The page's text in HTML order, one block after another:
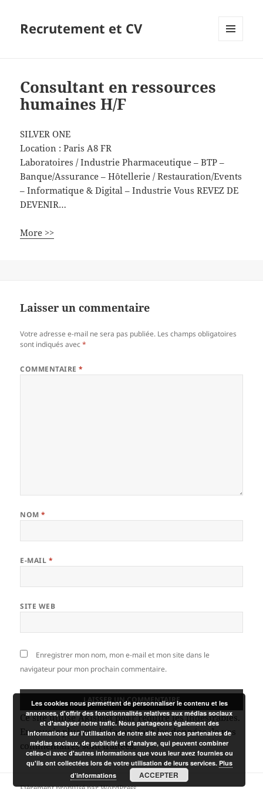
Recrutement et CV
Consultant en ressources
humaines H/F
SILVER ONE
Location :Paris A8 FR
Laboratoires / Industrie Pharmaceutique – BTP –
Banque/Assurance – Hôtellerie / Restauration/Events
– Informatique & Digital – Industrie Vous REVEZ DE
DEVENIR…
More >>
Laisser un commentaire
Votre adresse e-mail ne sera pas publiée. Les champs obligatoires
sont indiqués avec*
COMMENTAIRE*
NOM*
E-MAIL *
SITE WEB
Enregistrer mon nom, mon e-mail et mon site dans le
navigateur pour mon prochain commentaire.
Ce site utilise Akismet pour réduire les indésirables.
En savoir plus sur la façon dont les données de vos
commentaires sont traitées.
Les cookies nous permettent de personnaliser le contenu et les
annonces, d'offrir des fonctionnalités relatives aux médias sociaux
et d'analyser notre trafic. Nous partageons également des
informations sur l'utilisation de notre site avec nos partenaires de
médias sociaux, de publicité et d'analyse, qui peuvent combiner
celles-ci avec d'autres informations que vous leur avez fournies ou
qu'ils ont collectées lors de votre utilisation de leurs services. Plus
d’informations
ACCEPTER